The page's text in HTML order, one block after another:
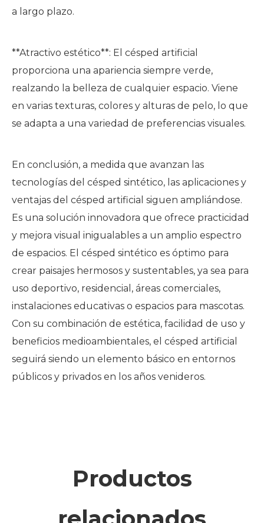
a largo plazo.
**Atractivo estético**: El césped artificial
proporciona una apariencia siempre verde,
realzando la belleza de cualquier espacio. Viene
en varias texturas, colores y alturas de pelo, lo que
se adapta a una variedad de preferencias visuales.
En conclusión, a medida que avanzan las
tecnologías del césped sintético, las aplicaciones y
ventajas del césped artificial siguen ampliándose.
Es una solución innovadora que ofrece practicidad
y mejora visual inigualables a un amplio espectro
de espacios. El césped sintético es óptimo para
crear paisajes hermosos y sustentables, ya sea para
uso deportivo, residencial, áreas comerciales,
instalaciones educativas o espacios para mascotas.
Con su combinación de estética, facilidad de uso y
beneficios medioambientales, el césped artificial
seguirá siendo un elemento básico en entornos
públicos y privados en los años venideros.
Productos